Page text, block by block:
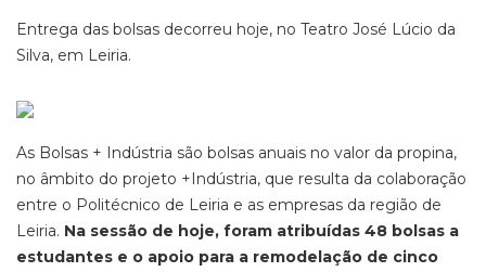
Entrega das bolsas decorreu hoje, no Teatro José Lúcio da
Silva, em Leiria.
As Bolsas + Indústria são bolsas anuais no valor da propina,
no âmbito do projeto +Indústria, que resulta da colaboração
entre o Politécnico de Leiria e as empresas da região de
Leiria. Na sessão de hoje, foram atribuídas 48 bolsas a
estudantes e o apoio para a remodelação de cinco